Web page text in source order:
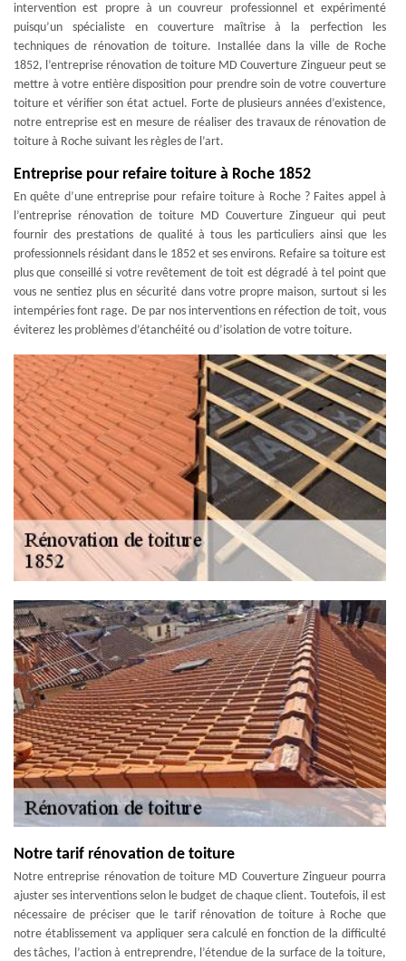
intervention est propre à un couvreur professionnel et expérimenté
puisqu’un spécialiste en couverture maîtrise à la perfection les
techniques de rénovation de toiture. Installée dans la ville de Roche
1852, l’entreprise rénovation de toiture MD Couverture Zingueur peut se
mettre à votre entière disposition pour prendre soin de votre couverture
toiture et vérifier son état actuel. Forte de plusieurs années d’existence,
notre entreprise est en mesure de réaliser des travaux de rénovation de
toiture à Roche suivant les règles de l’art.
Entreprise pour refaire toiture à Roche 1852
En quête d’une entreprise pour refaire toiture à Roche ? Faites appel à
l’entreprise rénovation de toiture MD Couverture Zingueur qui peut
fournir des prestations de qualité à tous les particuliers ainsi que les
professionnels résidant dans le 1852 et ses environs. Refaire sa toiture est
plus que conseillé si votre revêtement de toit est dégradé à tel point que
vous ne sentiez plus en sécurité dans votre propre maison, surtout si les
intempéries font rage. De par nos interventions en réfection de toit, vous
éviterez les problèmes d’étanchéité ou d’isolation de votre toiture.
Notre tarif rénovation de toiture
Notre entreprise rénovation de toiture MD Couverture Zingueur pourra
ajuster ses interventions selon le budget de chaque client. Toutefois, il est
nécessaire de préciser que le tarif rénovation de toiture à Roche que
notre établissement va appliquer sera calculé en fonction de la difficulté
des tâches, l’action à entreprendre, l’étendue de la surface de la toiture,